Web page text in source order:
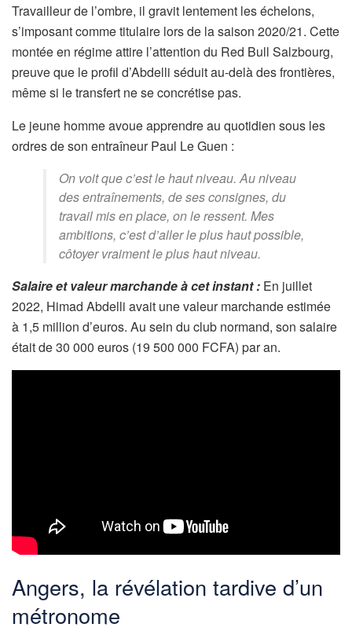
Travailleur de l’ombre, il gravit lentement les échelons,
s’imposant comme titulaire lors de la saison 2020/21. Cette
montée en régime attire l’attention du Red Bull Salzbourg,
preuve que le profil d’Abdelli séduit au-delà des frontières,
même si le transfert ne se concrétise pas.
Le jeune homme avoue apprendre au quotidien sous les
ordres de son entraîneur Paul Le Guen :
On voit que c’est le haut niveau. Au niveau
des entraînements, de ses consignes, du
travail mis en place, on le ressent. Mes
ambitions, c’est d’aller le plus haut possible,
côtoyer vraiment le plus haut niveau.
Salaire et valeur marchande à cet instant : En juillet
2022, Himad Abdelli avait une valeur marchande estimée
à 1,5 million d’euros. Au sein du club normand, son salaire
était de 30 000 euros (19 500 000 FCFA) par an.
Angers, la révélation tardive d’un
métronome